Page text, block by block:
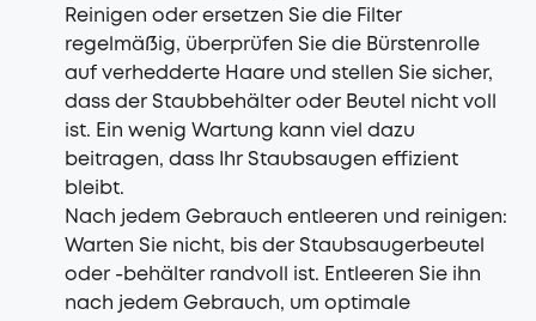
Reinigen oder ersetzen Sie die Filter
regelmäßig, überprüfen Sie die Bürstenrolle
auf verhedderte Haare und stellen Sie sicher,
dass der Staubbehälter oder Beutel nicht voll
ist. Ein wenig Wartung kann viel dazu
beitragen, dass Ihr Staubsaugen effizient
bleibt.
Nach jedem Gebrauch entleeren und reinigen:
Warten Sie nicht, bis der Staubsaugerbeutel
oder -behälter randvoll ist. Entleeren Sie ihn
nach jedem Gebrauch, um optimale